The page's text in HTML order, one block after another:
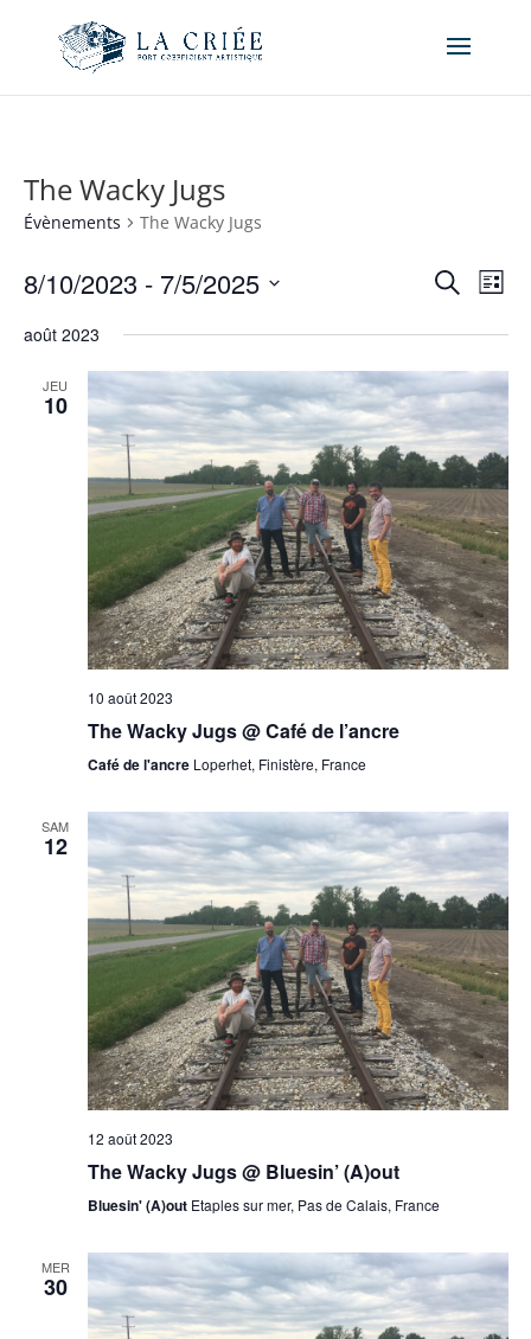
The Wacky Jugs
Évènements The Wacky Jugs
de
vues
Recherche
de
Liste
8/10/2023 - 7/5/2025
une
août 2023
JEU
10
10 août 2023
The Wacky Jugs @ Café de l’ancre
Café de l'ancre Loperhet, Finistère, France
SAM
12
12 août 2023
The Wacky Jugs @ Bluesin’ (A)out
Bluesin' (A)out Etaples sur mer, Pas de Calais, France
MER
30